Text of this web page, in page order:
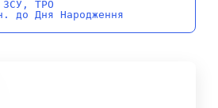
ЗСУ, ТРО
до Дня Народження